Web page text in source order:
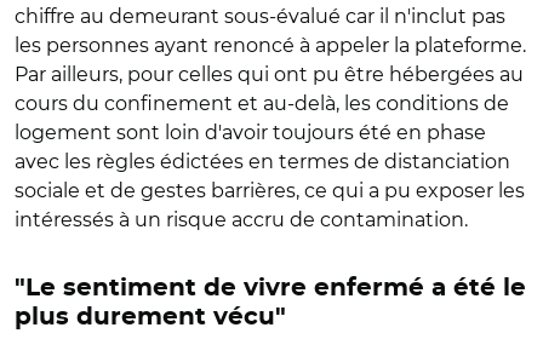
chiffre au demeurant sous-évalué car il n'inclut pas
les personnes ayant renoncé à appeler la plateforme.
Par ailleurs, pour celles qui ont pu être hébergées au
cours du confinement et au-delà, les conditions de
logement sont loin d'avoir toujours été en phase
avec les règles édictées en termes de distanciation
sociale et de gestes barrières, ce qui a pu exposer les
intéressés à un risque accru de contamination.
"Le sentiment de vivre enfermé a été le
plus durement vécu"